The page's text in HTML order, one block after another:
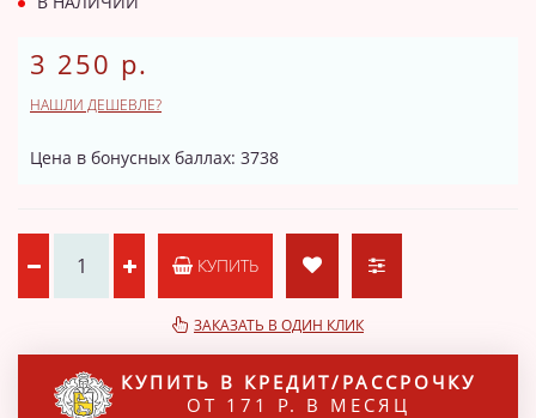
3 250 р.
НАШЛИ ДЕШЕВЛЕ?
Цена в бонусных баллах: 3738
КУПИТЬ
ЗАКАЗАТЬ В ОДИН КЛИК
КУПИТЬ В КРЕДИТ/РАССРОЧКУ
ОТ 171 Р. В МЕСЯЦ